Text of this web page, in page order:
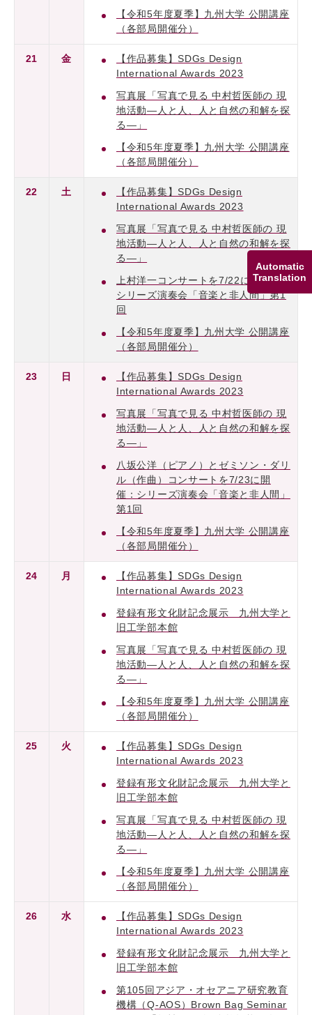
Automatic
Translation
【令和5年度夏季】九州大学 公開講座
（各部局開催分）
21 金
【作品募集】SDGs Design
International Awards 2023
写真展「写真で見る 中村哲医師の 現
地活動―人と人、人と自然の和解を探
る―」
【令和5年度夏季】九州大学 公開講座
（各部局開催分）
22 土
【作品募集】SDGs Design
International Awards 2023
写真展「写真で見る 中村哲医師の 現
地活動―人と人、人と自然の和解を探
る―」
上村洋一コンサートを7/22に開催：
シリーズ演奏会「音楽と非人間」第1
回
【令和5年度夏季】九州大学 公開講座
（各部局開催分）
23 日
【作品募集】SDGs Design
International Awards 2023
写真展「写真で見る 中村哲医師の 現
地活動―人と人、人と自然の和解を探
る―」
八坂公洋（ピアノ）とゼミソン・ダリ
ル（作曲）コンサートを7/23に開
催：シリーズ演奏会「音楽と非人間」
第1回
【令和5年度夏季】九州大学 公開講座
（各部局開催分）
24 月
【作品募集】SDGs Design
International Awards 2023
登録有形文化財記念展示 九州大学と
旧工学部本館
写真展「写真で見る 中村哲医師の 現
地活動―人と人、人と自然の和解を探
る―」
【令和5年度夏季】九州大学 公開講座
（各部局開催分）
25 火
【作品募集】SDGs Design
International Awards 2023
登録有形文化財記念展示 九州大学と
旧工学部本館
写真展「写真で見る 中村哲医師の 現
地活動―人と人、人と自然の和解を探
る―」
【令和5年度夏季】九州大学 公開講座
（各部局開催分）
26 水
【作品募集】SDGs Design
International Awards 2023
登録有形文化財記念展示 九州大学と
旧工学部本館
第105回アジア・オセアニア研究教育
機構（Q-AOS）Brown Bag Seminar